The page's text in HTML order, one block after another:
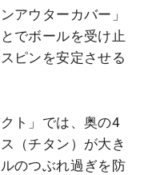
アウターカバー」
でボールを受け止
ピンを安定させる
ト」では、奥の4
（チタン）が大き
のつぶれ過ぎを防